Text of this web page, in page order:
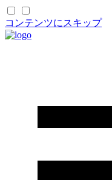
コンテンツにスキップ